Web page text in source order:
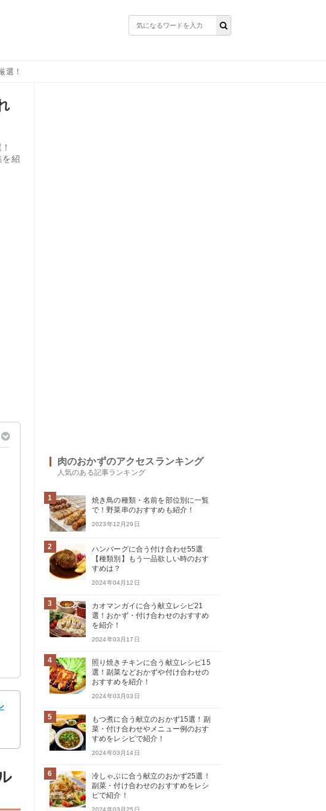
選！
を紹
肉のおかずのアクセスランキング
人気のある記事ランキング
1
焼き鳥の種類・名前を部位別に一覧
で！野菜串のおすすめも紹介！
2023年12月29日
2
ハンバーグに合う付け合わせ55選
【種類別】もう一品欲しい時のおす
すめは？
2024年04月12日
3
カオマンガイに合う献立レシピ21
選！おかず・付け合わせのおすすめ
を紹介！
2024年03月17日
4
照り焼きチキンに合う献立レシピ15
選！副菜などおかずや付け合わせの
おすすめを紹介！
2024年03月03日
5
もつ煮に合う献立のおかず15選！副
菜・付け合わせやメニュー例のおす
すめをレシピで紹介！
2024年03月14日
6
冷しゃぶに合う献立のおかず25選！
副菜・付け合わせのおすすめをレシ
ピで紹介！
2024年03月25日